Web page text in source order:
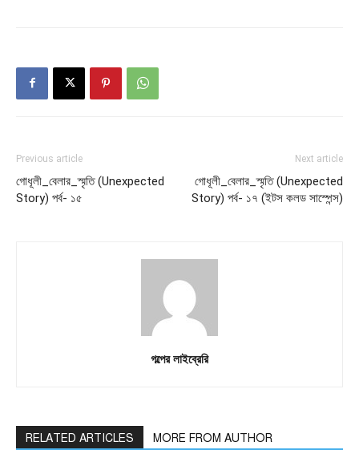
Previous article
গোধূলী_বেলার_স্মৃতি (Unexpected
Story) পর্ব- ১৫
Next article
গোধূলী_বেলার_স্মৃতি (Unexpected
Story) পর্ব- ১৭ (ইটস কলড সাস্পেন্স)
গল্পের লাইব্রেরি
RELATED ARTICLES MORE FROM AUTHOR